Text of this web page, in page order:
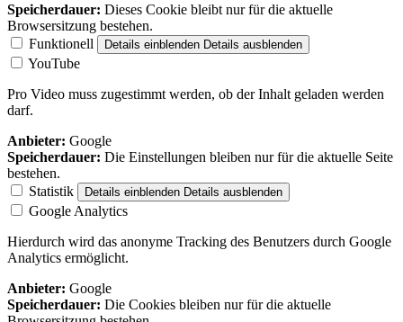
Speicherdauer: Dieses Cookie bleibt nur für die aktuelle
Browsersitzung bestehen.
Funktionell
Details einblenden Details ausblenden
YouTube
Pro Video muss zugestimmt werden, ob der Inhalt geladen werden
darf.
Anbieter: Google
Speicherdauer: Die Einstellungen bleiben nur für die aktuelle Seite
bestehen.
Statistik
Details einblenden Details ausblenden
Google Analytics
Hierdurch wird das anonyme Tracking des Benutzers durch Google
Analytics ermöglicht.
Anbieter: Google
Speicherdauer: Die Cookies bleiben nur für die aktuelle